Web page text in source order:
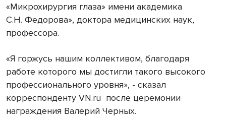
«Микрохирургия глаза» имени академика
С.Н. Федорова», доктора медицинских наук,
профессора.
«Я горжусь нашим коллективом, благодаря
работе которого мы достигли такого высокого
профессионального уровня», - сказал
корреспонденту VN.ru после церемонии
награждения Валерий Черных.